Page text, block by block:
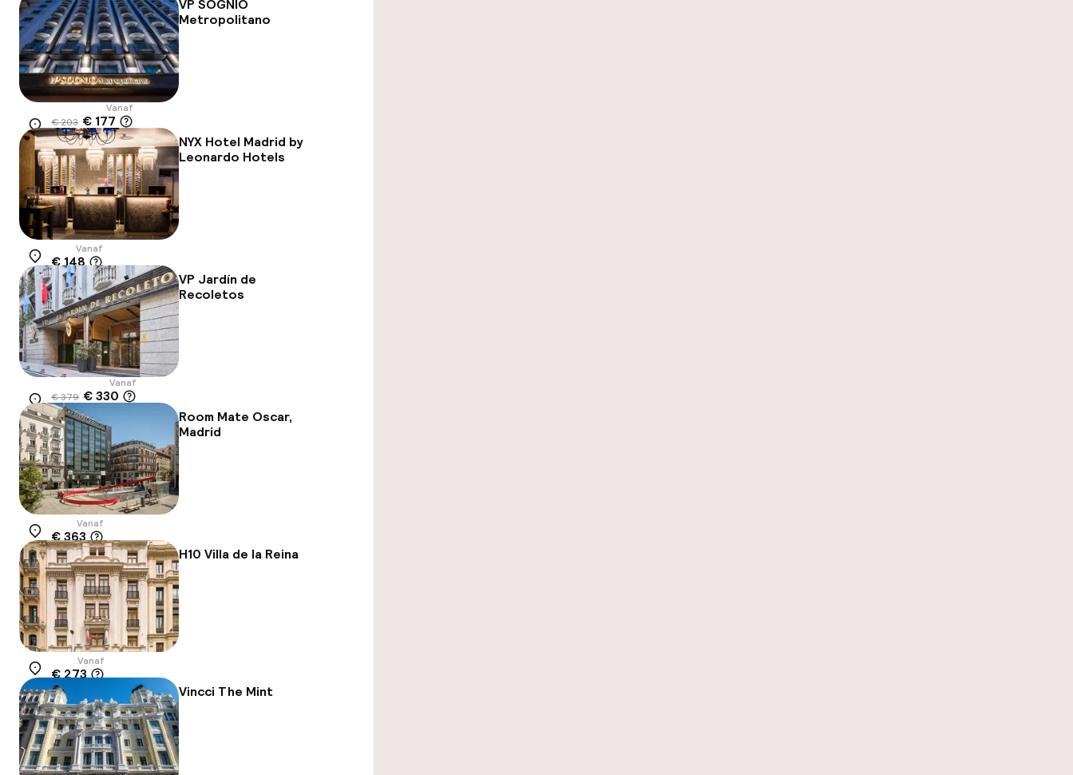
VP SOGNIO
Metropolitano
Locatie
Vanaf
€ 203 € 177
-13%
NYX Hotel Madrid by
Leonardo Hotels
Locatie
Vanaf
€ 148
VP Jardín de
Recoletos
Locatie
Vanaf
€ 379 € 330
Room Mate Oscar,
Madrid
Locatie
Vanaf
€ 363
H10 Villa de la Reina
Locatie
Vanaf
€ 273
Vincci The Mint